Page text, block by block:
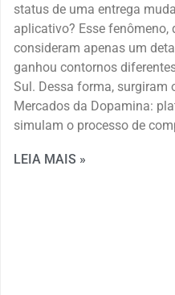
status de uma entrega
aplicativo? Esse fenômeno,
consideram apenas um
ganhou contornos
Sul. Dessa forma, surgiram
Mercados da Dopamina:
simulam o processo de
LEIA MAIS »